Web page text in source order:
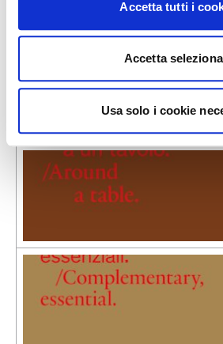
Accetta tutti i
Accetta
Usa solo i cookie
General Catalogues 2024